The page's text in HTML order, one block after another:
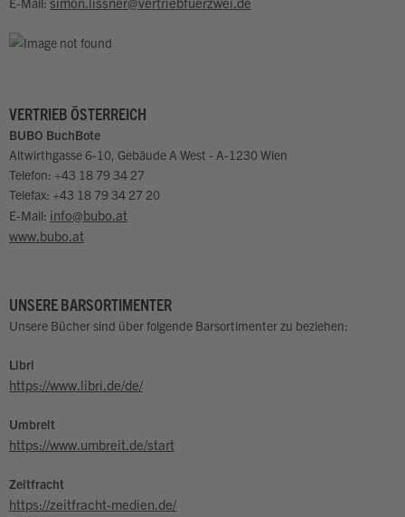
VERTRIEB ÖSTERREICH
BUBO BuchBote
Altwirthgasse 6-10, Gebäude A West - A-1230 Wien
Telefon: +43 18 79 34 27
Telefax: +43 18 79 34 27 20
E-Mail: info@bubo.at
www.bubo.at
UNSERE BARSORTIMENTER
Unsere Bücher sind über folgende Barsortimenter zu beziehen:
Libri
https://www.libri.de/de/
Umbreit
https://www.umbreit.de/start
Zeitfracht
https://zeitfracht-medien.de/